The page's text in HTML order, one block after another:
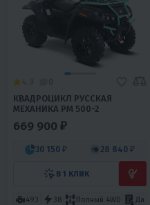
КВАДРОЦИКЛ РУССКАЯ
МЕХАНИКА РМ 500-2
669 900 ₽
30 150 ₽ 28 840 ₽
В 1 КЛИК
493 38 Полный 4WD
Да